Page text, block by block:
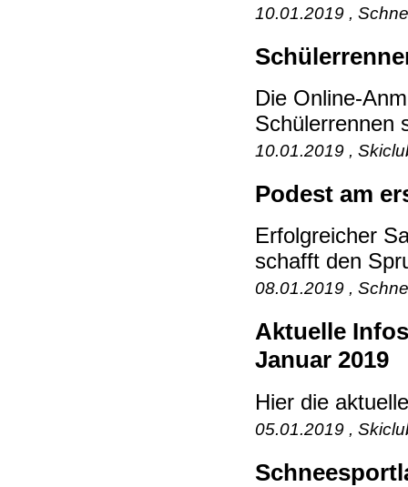
10.01.2019 ,
Die Online-
Schülerrennen
10.01.2019 ,
Podest am
Erfolgreicher
schafft den
08.01.2019 ,
Aktuelle
Januar 2019
Hier die
05.01.2019 ,